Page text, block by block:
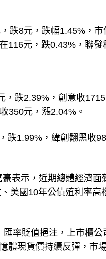
跌8元，跌幅1.45%，
116元，跌0.43%，聯
，跌2.39%，創意收
350元，漲2.04%。
跌1.99%，緯創翻黑收
表示，近期總體經濟
美國10年公債殖利率
率貶值挹注，上市櫃
體現貨價持續反彈，市